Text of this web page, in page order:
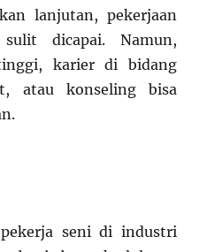
lanjutan, pekerjaan
dicapai. Namun,
karier di bidang
atau konseling bisa
seni di industri